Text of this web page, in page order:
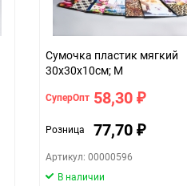
Сумочка пластик мягкий
30х30х10см; M
СуперОпт 58,30 ₽
Розница 77,70 ₽
Артикул: 00000596
В наличии